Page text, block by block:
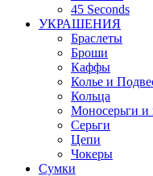
45 Seconds
УКРАШЕНИЯ
Браслеты
Броши
Каффы
Колье и
Кольца
Моносерьги и
Серьги
Цепи
Чокеры
Сумки